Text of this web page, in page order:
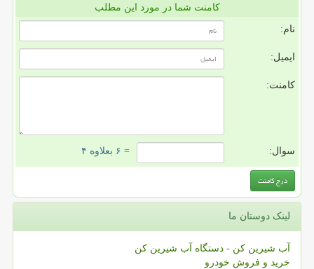
کامنت شما در مورد این مطلب
نام:
ایمیل:
کامنت:
سوال: = ۶ بعلاوه ۴
لینک دوستان ما
آب شیرین کن - دستگاه آب شیرین کن
خرید و فروش خودرو